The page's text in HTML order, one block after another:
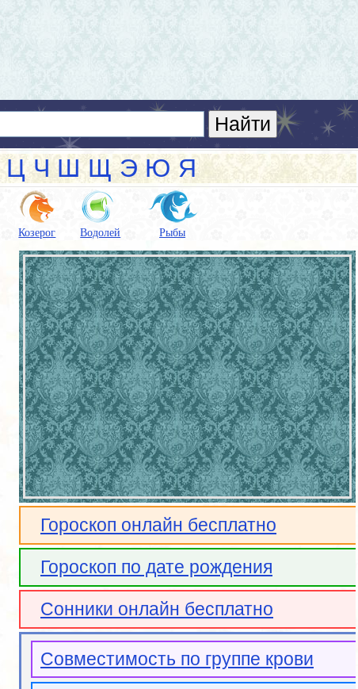
Ц Ч Ш Щ Э Ю Я
Козерог Водолей Рыбы
Гороскоп онлайн бесплатно
Гороскоп по дате рождения
Сонники онлайн бесплатно
Совместимость по группе крови